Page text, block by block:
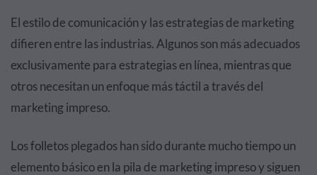
El estilo de comunicación y las estrategias de marketing
difieren entre las industrias. Algunos son más adecuados
exclusivamente para estrategias en línea, mientras que
otros necesitan un enfoque más táctil a través del
marketing impreso.
Los folletos plegados han sido durante mucho tiempo un
elemento básico en la pila de marketing impreso y siguen